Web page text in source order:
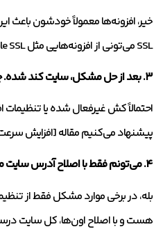
خیر، افزونه‌ها معمولاً خودشون
SSL می‌تونی از افزونه‌هایی مثل Really Simple SSL استفاده کنی.
۳. بعد از حل مشکل، سایت کند شده. چرا؟
احتمالاً کش غیرفعال شده یا
پیشنهاد می‌کنیم مقاله [افزایش
۴. می‌تونم فقط با اصلاح آدرس سایت مشکل رو حل کنم؟
بله، در برخی موارد مشکل فقط از
هست و با اصلاح اون‌ها، کل سایت